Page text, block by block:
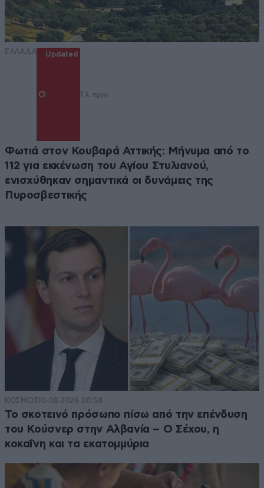
ΕΛΛΑΔΑ Updated
1 λ. πριν
Φωτιά στον Κουβαρά Αττικής: Μήνυμα από το
112 για εκκένωση του Αγίου Στυλιανού,
ενισχύθηκαν σημαντικά οι δυνάμεις της
Πυροσβεστικής
ΚΟΣΜΟΣ10·08·2026 00:58
Το σκοτεινό πρόσωπο πίσω από την επένδυση
του Κούσνερ στην Αλβανία – Ο Σέχου, η
κοκαΐνη και τα εκατομμύρια